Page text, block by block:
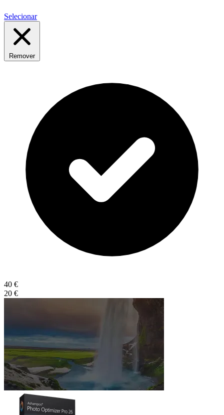
Selecionar
Remover
40 €
20 €